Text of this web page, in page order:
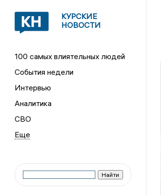
КУРСКИЕ
НОВОСТИ
100 самых влиятельных людей
События недели
Интервью
Аналитика
СВО